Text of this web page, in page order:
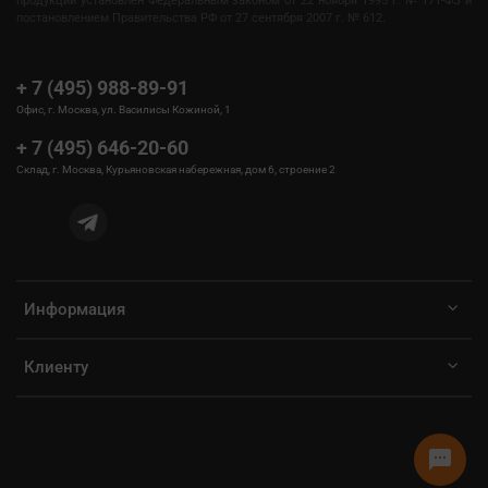
Информация
Клиенту
+ 7 (495) 988-89-91
Офис, г. Москва, ул. Василисы Кожиной, 1
+ 7 (495) 646-20-60
Склад, г. Москва, Курьяновская набережная, дом 6, строение 2
sms